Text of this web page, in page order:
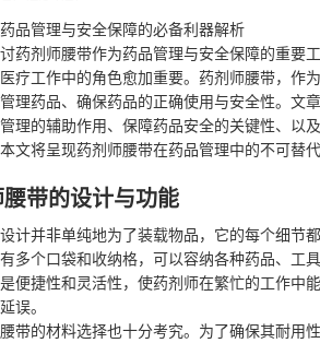
品管理与安全保障的必备利器解析
药剂师腰带作为药品管理与安全保障的重要
疗工作中的角色愈加重要。药剂师腰带，作
理药品、确保药品的正确使用与安全性。文
理的辅助作用、保障药品安全的关键性、以
文将呈现药剂师腰带在药品管理中的不可替
带的设计与功能
计并非单纯地为了装载物品，它的每个细节
多个口袋和收纳格，可以容纳各种药品、工
便捷性和灵活性，使药剂师在繁忙的工作中
误。
带的材料选择也十分考究。为了确保其耐用